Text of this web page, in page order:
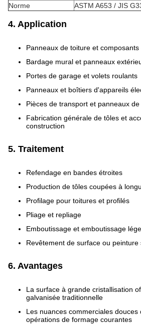
Norme
ASTM A653 / JIS
4. Application
Panneaux de toiture et
Bardage mural et panneaux
Portes de garage et volets roulants
Panneaux et boîtiers d'appareils
Pièces de transport et panneaux
Fabrication générale de tôles et
construction
5. Traitement
Refendage en bandes étroites
Production de tôles coupées à
Profilage pour toitures et profilés
Pliage et repliage
Emboutissage et emboutissage
Revêtement de surface ou peinture
6. Avantages
La surface à grande cristallisation
galvanisée traditionnelle
Les nuances commerciales douces
opérations de formage courantes